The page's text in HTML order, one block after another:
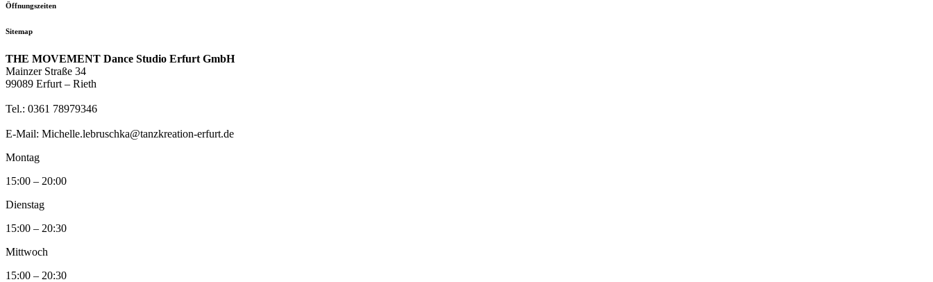
Öffnungszeiten
Sitemap
THE MOVEMENT Dance Studio Erfurt GmbH
Mainzer Straße 34
99089 Erfurt – Rieth
Tel.: 0361 78979346
E-Mail: Michelle.lebruschka@tanzkreation-erfurt.de
Montag
15:00 – 20:00
Dienstag
15:00 – 20:30
Mittwoch
15:00 – 20:30